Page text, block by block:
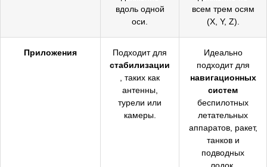
вдоль одной
оси.
всем трем осям
(X, Y, Z).
Приложения
Подходит для
стабилизации
, таких как
антенны,
турели или
камеры.
Идеально
подходит для
навигационных
систем
беспилотных
летательных
аппаратов, ракет,
танков и
подводных